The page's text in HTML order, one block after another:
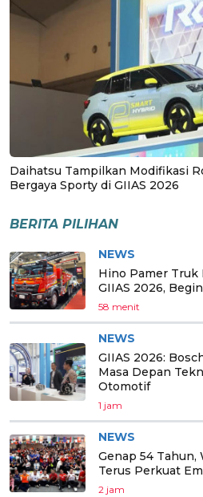
Daihatsu Tampilkan Modifikasi
Bergaya Sporty di GIIAS 2026
BERITA PILIHAN
NEWS
Hino Pamer Truk
GIIAS 2026,
58 menit
NEWS
GIIAS 2026:
Masa Depan
Otomotif
1 jam
NEWS
Genap 54 Tahun,
Terus Perkuat
2 jam